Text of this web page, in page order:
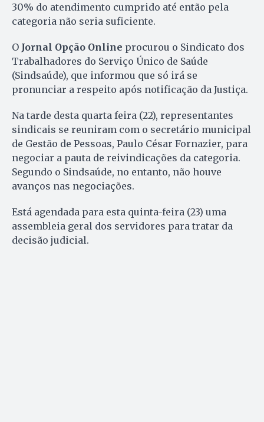
30% do atendimento cumprido até então pela
categoria não seria suficiente.
O Jornal Opção Online procurou o Sindicato dos
Trabalhadores do Serviço Único de Saúde
(Sindsaúde), que informou que só irá se
pronunciar a respeito após notificação da Justiça.
Na tarde desta quarta feira (22), representantes
sindicais se reuniram com o secretário municipal
de Gestão de Pessoas, Paulo César Fornazier, para
negociar a pauta de reivindicações da categoria.
Segundo o Sindsaúde, no entanto, não houve
avanços nas negociações.
Está agendada para esta quinta-feira (23) uma
assembleia geral dos servidores para tratar da
decisão judicial.